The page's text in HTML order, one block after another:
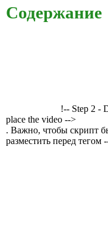
Содержание
!-- Step 2 -
place the video -->
. Важно, чтобы скрипт
разместить перед тегом